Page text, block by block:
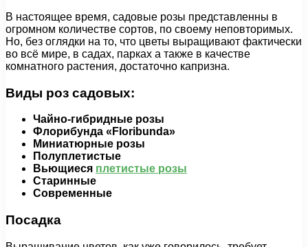
В настоящее время, садовые розы представленны в
огромном количестве сортов, по своему неповторимых.
Но, без оглядки на то, что цветы выращивают фактически
во всё мире, в садах, парках а также в качестве
комнатного растения, достаточно капризна.
Виды роз садовых:
Чайно-гибридные розы
Флорибунда «Floribunda»
Миниатюрные розы
Полуплетистые
Вьющиеся плетистые розы
Старинные
Современные
Посадка